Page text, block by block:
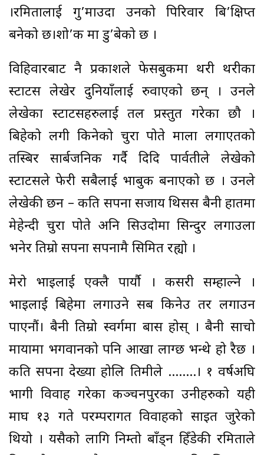
।रमितालाई गु’माउदा उनको पिरिवार बि’क्षिप्त
बनेको छ।शो’क मा डु’बेको छ ।
विहिवारबाट नै प्रकाशले फेसबुकमा थरी थरीका
स्टाटस लेखेर दुनियाँलाई रुवाएकाे छन् । उनले
लेखेका स्टाटसहरुलाई तल प्रस्तुत गरेका छाै ।
बिहेको लगी किनेको चुरा पोते माला लगाएतको
तस्बिर सार्बजनिक गर्दै दिदि पार्वतीले लेखेको
स्टाटसले फेरी सबैलाई भाबुक बनाएको छ । उनले
लेखेकी छन – कति सपना सजाय थिसस बैनी हातमा
मेहेन्दी चुरा पोते अनि सिउदोमा सिन्दुर लगाउला
भनेर तिम्रो सपना सपनामै सिमित रह्यो ।
मेरो भाइलाई एक्लै पार्यौ । कसरी सम्हाल्ने ।
भाइलाई बिहेमा लगाउने सब किनेउ तर लगाउन
पाएनौं। बैनी तिम्रो स्वर्गमा बास होस् । बैनी साचो
मायामा भगवानको पनि आखा लाग्छ भन्थे हो रैछ ।
कति सपना देख्या होलि तिमीले ……..। १ वर्षअघि
भागी विवाह गरेका कञ्चनपुरका उनीहरुको यही
माघ १३ गते परम्परागत विवाहको साइत जुरेको
थियो । यसैको लागि निम्तो बाँड्न हिँडेकी रमिताले